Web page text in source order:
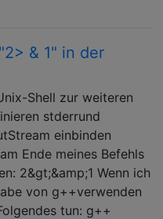
& 1" in der
Shell zur weiteren
stderrund
einbinden
Ende meines Befehls
2&gt;&amp;1 Wenn ich
von g++verwenden
tun: g++